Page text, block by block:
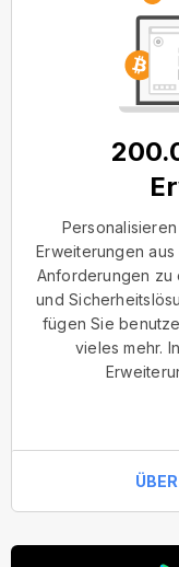
Erweiterungen
Anforderungen zu
und
fügen Sie
vieles mehr.